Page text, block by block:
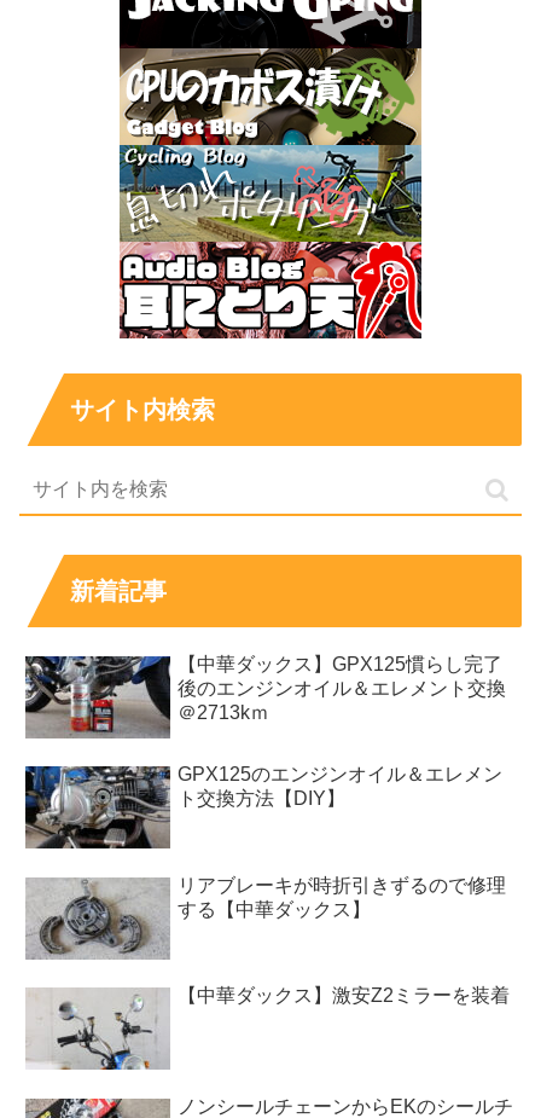
サイト内検索
新着記事
【中華ダックス】GPX125慣らし完了
後のエンジンオイル＆エレメント交換
＠2713kｍ
GPX125のエンジンオイル＆エレメン
ト交換方法【DIY】
リアブレーキが時折引きずるので修理
する【中華ダックス】
【中華ダックス】激安Z2ミラーを装着
ノンシールチェーンからEKのシールチ